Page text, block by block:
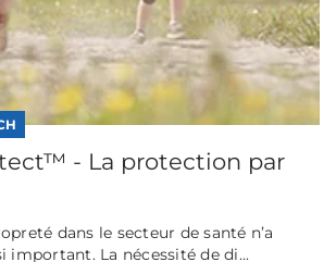
- La protection par
dans le secteur de santé n’a
important. La nécessité de di...